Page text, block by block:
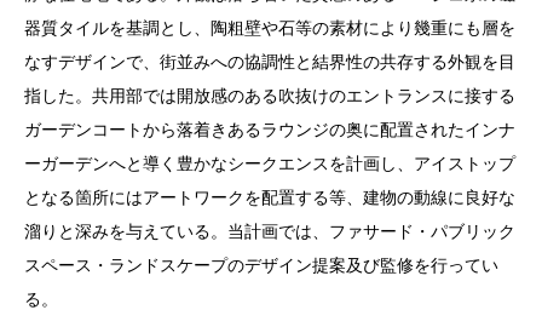
器質タイルを基調とし、陶粗壁や石等の素材により幾重にも層を
なすデザインで、街並みへの協調性と結界性の共存する外観を目
指した。共用部では開放感のある吹抜けのエントランスに接する
ガーデンコートから落着きあるラウンジの奥に配置されたインナ
ーガーデンへと導く豊かなシークエンスを計画し、アイストップ
となる箇所にはアートワークを配置する等、建物の動線に良好な
溜りと深みを与えている。当計画では、ファサード・パブリック
スペース・ランドスケープのデザイン提案及び監修を行ってい
る。